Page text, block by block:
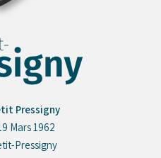
Pressigny
Mars 1962
Pressigny